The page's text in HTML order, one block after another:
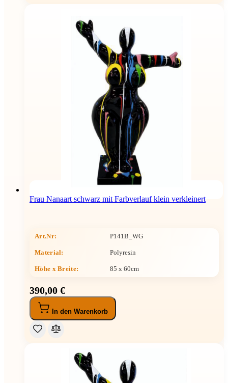
Frau Nanaart schwarz mit Farbverlauf klein verkleinert
Art.Nr: P141B_WG
Material: Polyresin
Höhe x Breite: 85 x 60cm
390,00 €
In den Warenkorb